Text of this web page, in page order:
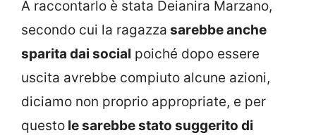
A raccontarlo è stata Deianira Marzano,
secondo cui la ragazza sarebbe anche
sparita dai social poiché dopo essere
uscita avrebbe compiuto alcune azioni,
diciamo non proprio appropriate, e per
questo le sarebbe stato suggerito di